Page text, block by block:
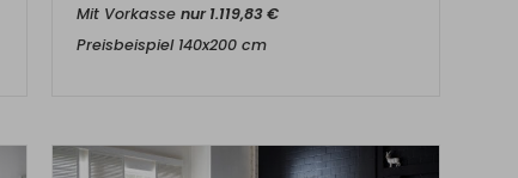
Mit Vorkasse nur1.119,83€
Preisbeispiel 140x200 cm